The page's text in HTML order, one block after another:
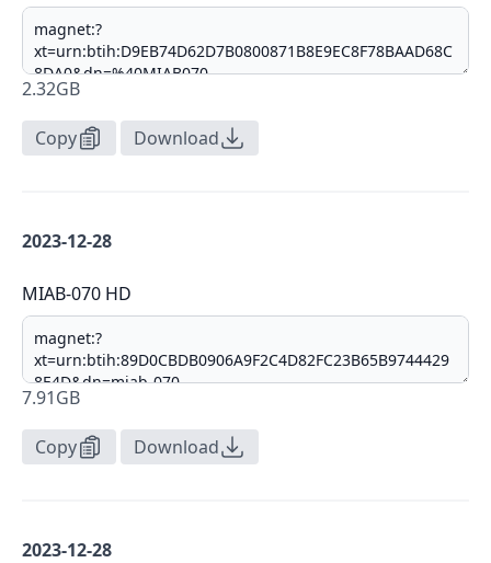
2.32GB
Copy Download
2023-12-28
MIAB-070 HD
7.91GB
Copy Download
2023-12-28